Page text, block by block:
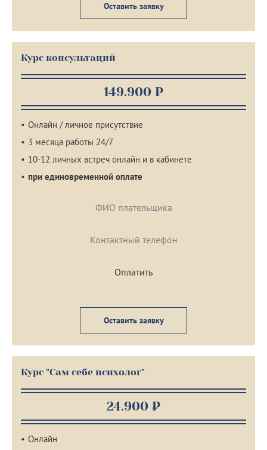
Оставить заявку
Курс консультаций
149.900 ₽
Онлайн / личное присутствие
3 месяца работы 24/7
10-12 личных встреч онлайн и в кабинете
при единовременной оплате
Оставить заявку
Курс "Сам себе психолог"
24.900 ₽
Онлайн